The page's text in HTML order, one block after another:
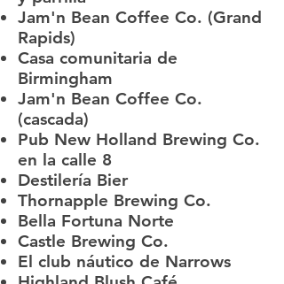
Jam'n Bean Coffee Co. (Grand
Rapids)
Casa comunitaria de
Birmingham
Jam'n Bean Coffee Co.
(cascada)
Pub New Holland Brewing Co.
en la calle 8
Destilería Bier
Thornapple Brewing Co.
Bella Fortuna Norte
Castle Brewing Co.
El club náutico de Narrows